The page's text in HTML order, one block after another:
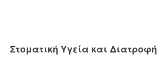
Στοματική Υγεία και Διατροφή